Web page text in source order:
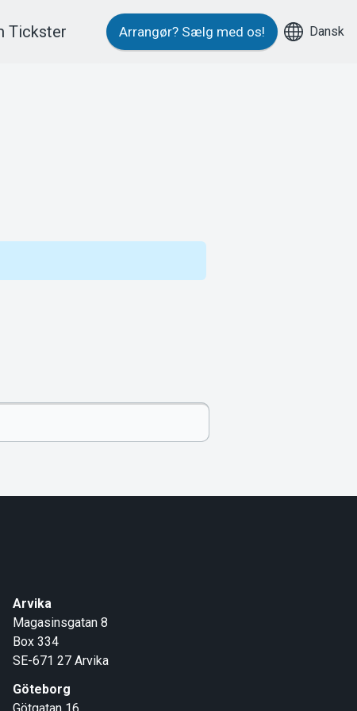
Tickster Arrangør? Sælg med os! Dansk
Arvika
Magasinsgatan 8
Box 334
SE-671 27 Arvika
Göteborg